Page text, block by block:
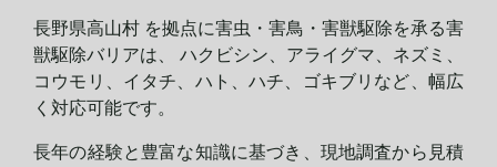
長野県高山村 を拠点に害虫・害鳥・害獣駆除を承る害
獣駆除バリアは、 ハクビシン、アライグマ、ネズミ、
コウモリ、イタチ、ハト、ハチ、ゴキブリなど、幅広
く対応可能です。
長年の経験と豊富な知識に基づき、現地調査から見積